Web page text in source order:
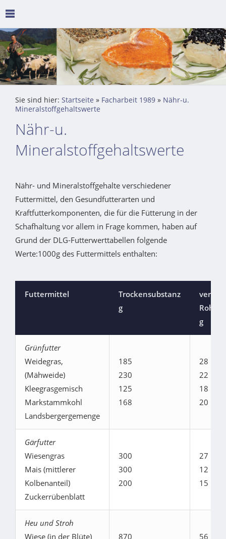
Sie sind hier: Startseite » Facharbeit 1989 » Nähr-u.
Mineralstoffgehaltswerte
Nähr-u.
Mineralstoffgehaltswerte
Nähr- und Mineralstoffgehalte verschiedener
Futtermittel, den Gesundfutterarten und
Kraftfutterkomponenten, die für die Fütterung in der
Schafhaltung vor allem in Frage kommen, haben auf
Grund der DLG-Futterwerttabellen folgende
Werte:1000g des Futtermittels enthalten:
Futtermittel
Trockensubstanz
g
verd.
g
Grünfutter
Weidegras,
(Mähweide)
Kleegrasgemisch
Markstammkohl
Landsbergergemenge
185
230
125
168
28
22
18
20
Gärfutter
Wiesengras
Mais (mittlerer
Kolbenanteil)
Zuckerrübenblatt
300
300
200
27
12
15
Heu und Stroh
Wiese (in der Blüte)
870
56